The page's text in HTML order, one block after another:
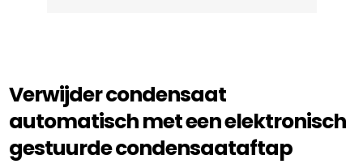
Verwijder condensaat
automatisch met een elektronisch
gestuurde condensaataftap